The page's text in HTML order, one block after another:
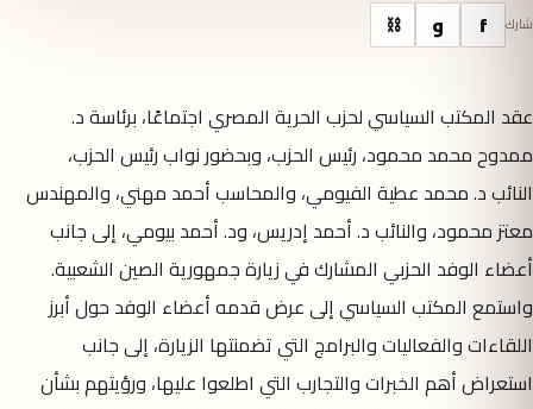
شارك f و ⛓
عقد المكتب السياسي لحزب الحرية المصري اجتماعًا، برئاسة د.
ممدوح محمد محمود، رئيس الحزب، وبحضور نواب رئيس الحزب،
النائب د. محمد عطية الفيومي، والمحاسب أحمد مهني، والمهندس
معتز محمود، والنائب د. أحمد إدريس، ود. أحمد بيومي، إلى جانب
أعضاء الوفد الحزبي المشارك في زيارة جمهورية الصين الشعبية.
واستمع المكتب السياسي إلى عرض قدمه أعضاء الوفد حول أبرز
اللقاءات والفعاليات والبرامج التي تضمنتها الزيارة، إلى جانب
استعراض أهم الخبرات والتجارب التي اطلعوا عليها، ورؤيتهم بشأن